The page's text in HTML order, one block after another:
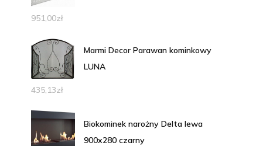
951,00zł
Marmi Decor Parawan kominkowy
LUNA
435,13zł
Biokominek narożny Delta lewa
900x280 czarny